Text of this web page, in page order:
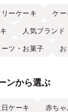
ーケーキ ケ
人気ブランド
ツ・お菓子
ンから選ぶ
ケーキ 赤ち